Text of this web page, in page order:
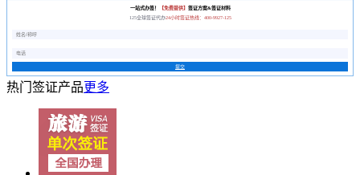
一站式办签！ 【免费提供】 签证方案&签证材料
125全球签证代办24小时签证热线：400-9927-125
提交
热门签证产品更多